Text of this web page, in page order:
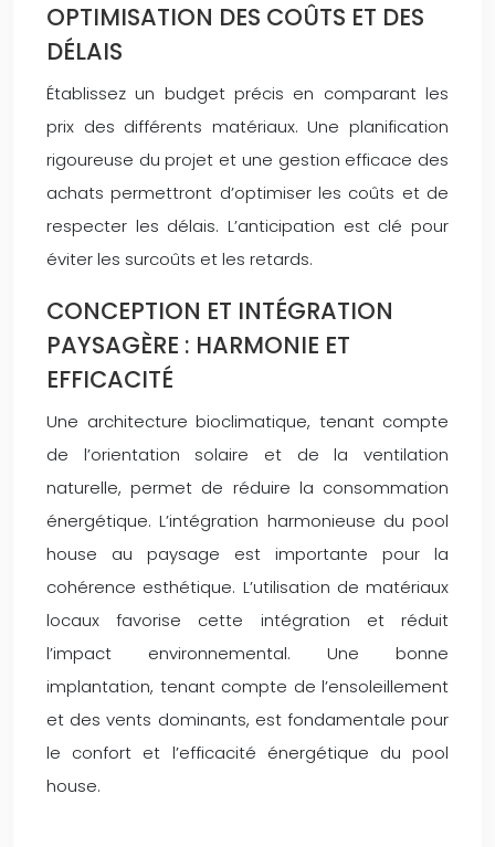
OPTIMISATION DES COÛTS ET DES
DÉLAIS
Établissez un budget précis en comparant les
prix des différents matériaux. Une planification
rigoureuse du projet et une gestion efficace des
achats permettront d’optimiser les coûts et de
respecter les délais. L’anticipation est clé pour
éviter les surcoûts et les retards.
CONCEPTION ET INTÉGRATION
PAYSAGÈRE : HARMONIE ET
EFFICACITÉ
Une architecture bioclimatique, tenant compte
de l’orientation solaire et de la ventilation
naturelle, permet de réduire la consommation
énergétique. L’intégration harmonieuse du pool
house au paysage est importante pour la
cohérence esthétique. L’utilisation de matériaux
locaux favorise cette intégration et réduit
l’impact environnemental. Une bonne
implantation, tenant compte de l’ensoleillement
et des vents dominants, est fondamentale pour
le confort et l’efficacité énergétique du pool
house.